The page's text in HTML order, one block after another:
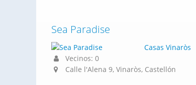
Sea Paradise
Casas Vinaròs
Vecinos: 0
Calle l'Alena 9, Vinaròs, Castellón